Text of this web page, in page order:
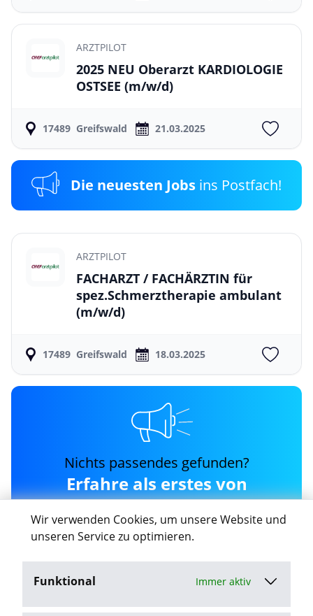
Wir verwenden Cookies, um unsere Website und
unseren Service zu optimieren.
Funktional Immer aktiv
ARZTPILOT
2025 NEU Oberarzt KARDIOLOGIE
OSTSEE (m/w/d)
17489 Greifswald 21.03.2025
Die neuesten Jobs ins Postfach!
ARZTPILOT
FACHARZT / FACHÄRZTIN für
spez.Schmerztherapie ambulant
(m/w/d)
17489 Greifswald 18.03.2025
Nichts passendes gefunden?
Erfahre als erstes von
neuen arztpilot Jobs in
Greifswald